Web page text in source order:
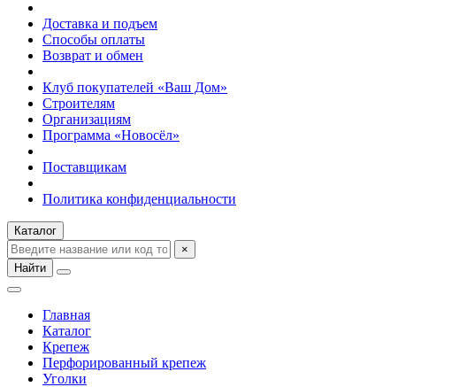
Доставка и подъем
Способы оплаты
Возврат и обмен
Клуб покупателей «Ваш Дом»
Строителям
Организациям
Программа «Новосёл»
Поставщикам
Политика конфиденциальности
Каталог
×
Найти
Главная
Каталог
Крепеж
Перфорированный крепеж
Уголки